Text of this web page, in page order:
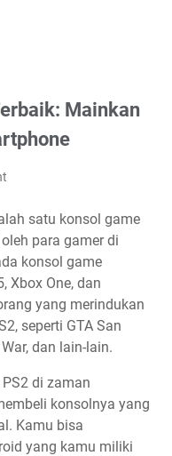
Mainkan
satu konsol game
para gamer di
konsol game
Xbox One, dan
yang merindukan
seperti GTA San
dan lain-lain.
di zaman
konsolnya yang
Kamu bisa
yang kamu miliki